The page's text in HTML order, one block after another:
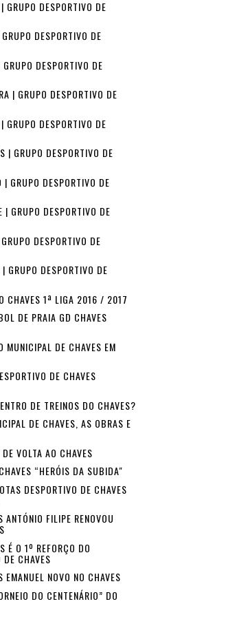
GRUPO DESPORTIVO DE
DESPORTIVO DE
DESPORTIVO DE
| GRUPO DESPORTIVO DE
GRUPO DESPORTIVO DE
| GRUPO DESPORTIVO DE
| GRUPO DESPORTIVO DE
| GRUPO DESPORTIVO DE
DESPORTIVO DE
| GRUPO DESPORTIVO DE
CHAVES 1ª LIGA 2016 / 2017
DE PRAIA GD CHAVES
MUNICIPAL DE CHAVES EM
DE CHAVES
DE TREINOS DO CHAVES?
DE CHAVES, AS OBRAS E
VOLTA AO CHAVES
“HERÓIS DA SUBIDA"
DESPORTIVO DE CHAVES
ANTÓNIO FILIPE RENOVOU
É O 1º REFORÇO DO
DE CHAVES
EMANUEL NOVO NO CHAVES
DO CENTENÁRIO” DO